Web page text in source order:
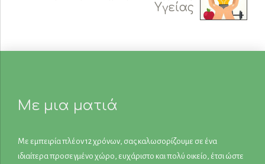
Υγείας
Με μια ματιά
Με εμπειρία πλέον 12 χρόνων, σας καλωσορίζουμε σε ένα
ιδιαίτερα προσεγμένο χώρο, ευχάριστο και πολύ οικείο, έτσι ώστε